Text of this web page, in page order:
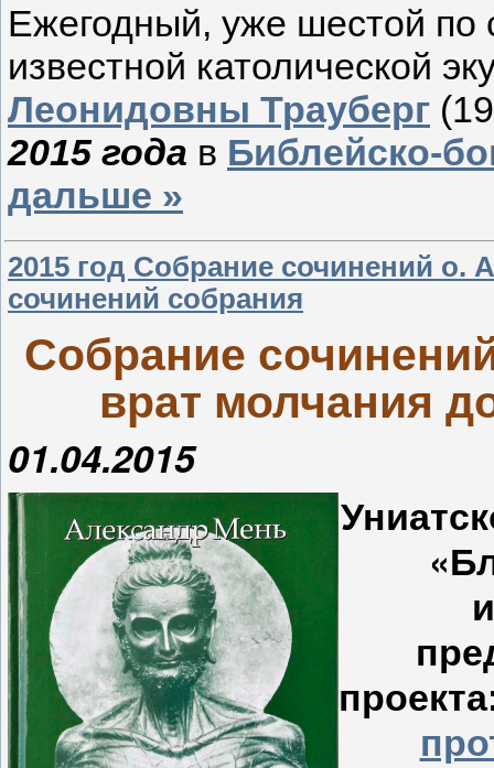
Ежегодный, уже шестой по
известной католической
Леонидовны Трауберг
2015 года в Библейско-
дальше »
2015 год Собрание сочинений о.
сочинений собрания
Собрание
врат молчания
01.04.2015